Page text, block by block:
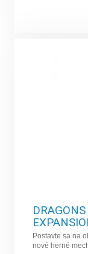
Postavte sa na
nové herné